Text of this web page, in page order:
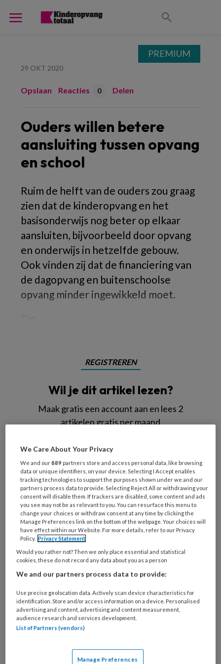
29 OKT 2020
Opslaan Reacties 0 Delen
Ouders willen betere
aansluiting tussen opvang
en school
Ruim de helft van de ouders zou graag
zien dat de kinderopvang en het
basisonderwijs nog beter op elkaar
aansluiten, bijvoorbeeld door opvang
en onderwijs in hetzelfde gebouw.
Ook vinden zij dat de financiering van
de dagopvang en buitenschoolse
opvang minder ingewikkeld moet.
REGISTREREN
Wil je dit artikel lezen?
Maak gratis een account aan en lees 2
artikelen gratis per maand
Al een account of abonnement?
Wat
is
je
e-
mailadres?
* *
Kies
je
wachtwoord*
Kies
je
functie *
Bij
welke
organisatie
werk
Untitled
KinderopvangTotaal nieuwsbrief
PREMIUM
We Care About Your Privacy
We and our889 partners store and access personal data, like browsing
data or unique identifiers, on your device. Selecting I Accept enables
tracking technologies to support the purposes shown under we and our
partners process data to provide. Selecting Reject All or withdrawing your
consent will disable them. If trackers are disabled, some content and ads
you see may not be as relevant to you. You can resurface this menu to
change your choices or withdraw consent at any time by clicking the
Manage Preferences link on the bottom of the webpage. Your choices will
have effect within our Website. For more details, refer to our Privacy
Policy. Privacy Statement
Would you rather not? Then we only place essential and statistical
cookies, these do not record any data about you as a person
We and our partners process data to provide:
Use precise geolocation data. Actively scan device characteristics for
identification. Store and/or access information on a device. Personalised
advertising and content, advertising and content measurement,
audience research and services development.
List of Partners (vendors)
Manage Preferences